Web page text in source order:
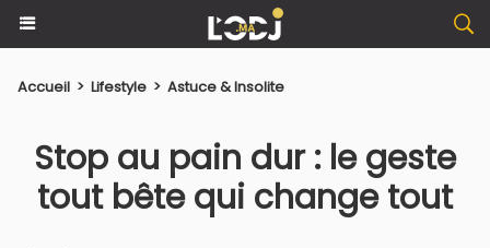
Accueil > Lifestyle > Astuce & Insolite
Stop au pain dur : le geste
tout bête qui change tout